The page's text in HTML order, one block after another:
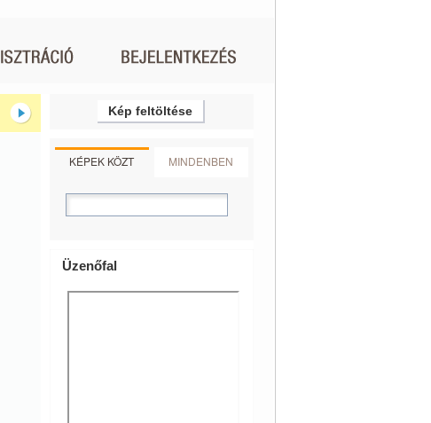
Kép feltöltése
KÉPEK KÖZT MINDENBEN
Üzenőfal